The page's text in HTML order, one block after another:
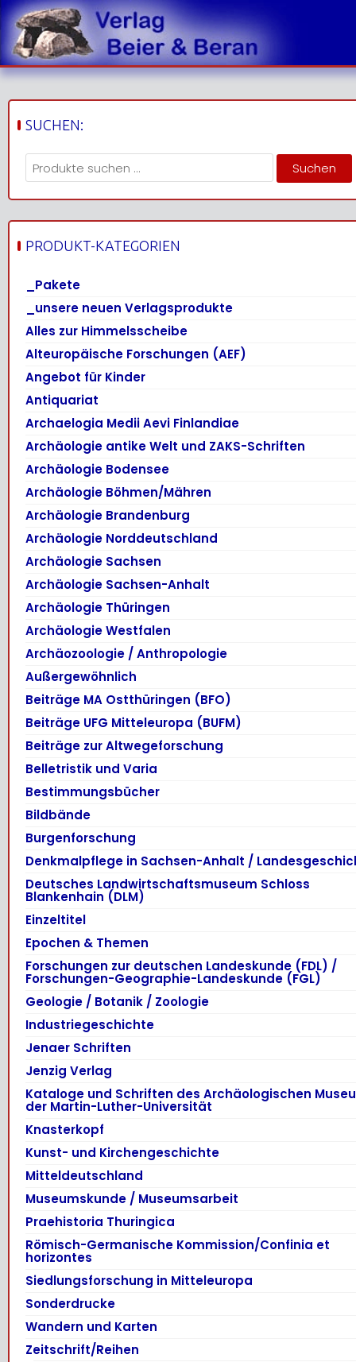
Skip
to
content
SUCHEN:
Suchen
nach: Suchen
PRODUKT-KATEGORIEN
_Pakete
_unsere neuen Verlagsprodukte
Alles zur Himmelsscheibe
Alteuropäische Forschungen (AEF)
Angebot für Kinder
Antiquariat
Archaelogia Medii Aevi Finlandiae
Archäologie antike Welt und ZAKS-Schriften
Archäologie Bodensee
Archäologie Böhmen/Mähren
Archäologie Brandenburg
Archäologie Norddeutschland
Archäologie Sachsen
Archäologie Sachsen-Anhalt
Archäologie Thüringen
Archäologie Westfalen
Archäozoologie / Anthropologie
Außergewöhnlich
Beiträge MA Ostthüringen (BFO)
Beiträge UFG Mitteleuropa (BUFM)
Beiträge zur Altwegeforschung
Belletristik und Varia
Bestimmungsbücher
Bildbände
Burgenforschung
Denkmalpflege in Sachsen-Anhalt /
Deutsches Landwirtschaftsmuseum Schloss
Blankenhain (DLM)
Einzeltitel
Epochen & Themen
Forschungen zur deutschen Landeskunde (FDL) /
Forschungen-Geographie-Landeskunde (FGL)
Geologie / Botanik / Zoologie
Industriegeschichte
Jenaer Schriften
Jenzig Verlag
Kataloge und Schriften des Archäologischen
der Martin-Luther-Universität
Knasterkopf
Kunst- und Kirchengeschichte
Mitteldeutschland
Museumskunde / Museumsarbeit
Praehistoria Thuringica
Römisch-Germanische Kommission/Confinia et
horizontes
Siedlungsforschung in Mitteleuropa
Sonderdrucke
Wandern und Karten
Zeitschrift/Reihen